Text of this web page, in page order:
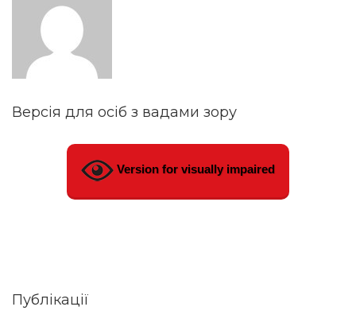
Версія для осіб з вадами зору
Version for visually impaired
Публікації